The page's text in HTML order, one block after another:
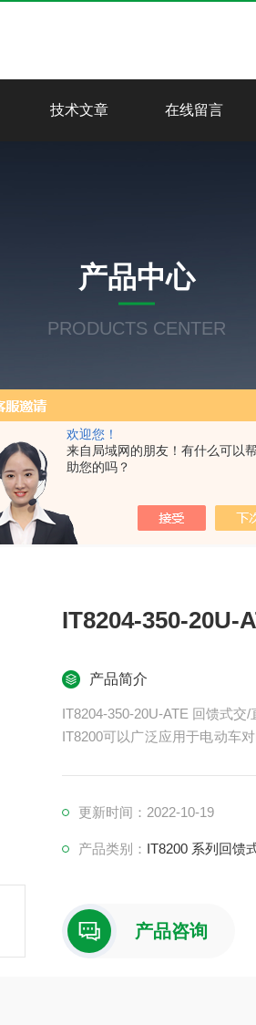
欢迎您！
来自局域网的朋友！有什么可以
助您的吗？
技术文章 在线留言
产品中心
PRODUCTS CENTER
产品中心 艾德克斯电子负载
IT8204-350-20U-
产品简介
IT8204-350-20U-ATE 回馈式交/
IT8200可以广泛应用于电动车
更新时间：2022-10-19
产品类别： IT8200 系列回馈
产品咨询